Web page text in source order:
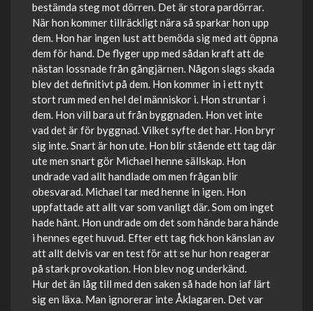
bestämda steg mot dörren. Det är stora pardörrar.
När hon kommer tillräckligt nära så sparkar hon upp
dem. Hon har ingen lust att bemöda sig med att öppna
dem för hand. De flyger upp med sådan kraft att de
nästan lossnade från gångjärnen. Någon slags skada
blev det definitivt på dem. Hon kommer in i ett nytt
stort rum med en hel del människor i. Hon struntar i
dem. Hon vill bara ut från byggnaden. Hon vet inte
vad det är för byggnad. Vilket syfte det har. Hon bryr
sig inte. Snart är hon ute. Hon blir stående ett tag där
ute men snart gör Michael henne sällskap. Hon
undrade vad allt handlade om men frågan blir
obesvarad. Michael tar med henne in igen. Hon
uppfattade att allt var som vanligt där. Som om inget
hade hänt. Hon undrade om det som hände bara hände
i hennes eget huvud. Efter ett tag fick hon känslan av
att allt delvis var en test för att se hur hon reagerar
på stark provokation. Hon blev nog underkänd.
Hur det än låg till med den saken så hade hon iaf lärt
sig en läxa. Man ignorerar inte Åklagaren. Det var